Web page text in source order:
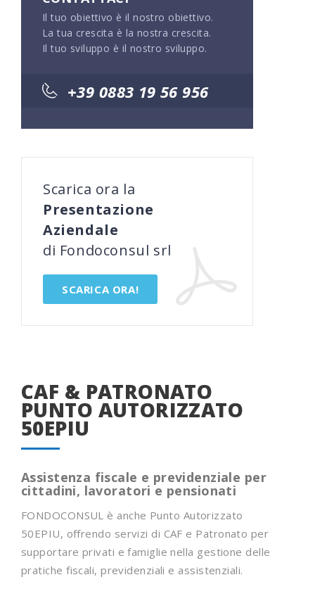
Il tuo obiettivo è il nostro obiettivo.
La tua crescita è la nostra crescita.
Il tuo sviluppo è il nostro sviluppo.
+39 0883 19 56 956
Scarica ora la
Presentazione
Aziendale
di Fondoconsul srl
SCARICA ORA!
CAF & PATRONATO
PUNTO AUTORIZZATO
50EPIU
Assistenza fiscale e previdenziale per
cittadini, lavoratori e pensionati
FONDOCONSUL è anche Punto Autorizzato
50EPIU, offrendo servizi di CAF e Patronato per
supportare privati e famiglie nella gestione delle
pratiche fiscali, previdenziali e assistenziali.